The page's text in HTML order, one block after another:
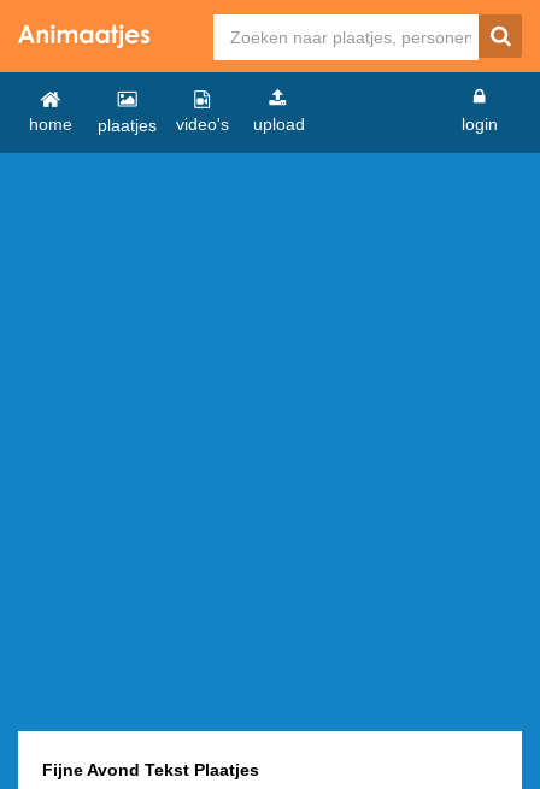
home plaatjes video's upload login
Fijne Avond Tekst Plaatjes